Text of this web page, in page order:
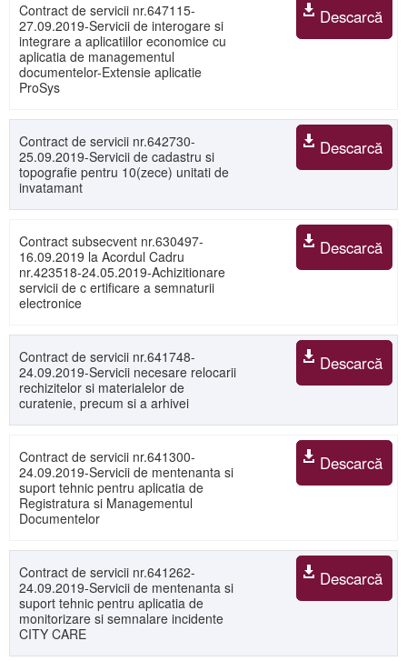
Contract de servicii nr.647115-
27.09.2019-Servicii de interogare si
integrare a aplicatiilor economice cu
aplicatia de managementul
documentelor-Extensie aplicatie
ProSys
Descarcă
Contract de servicii nr.642730-
25.09.2019-Servicii de cadastru si
topografie pentru 10(zece) unitati de
invatamant
Descarcă
Contract subsecvent nr.630497-
16.09.2019 la Acordul Cadru
nr.423518-24.05.2019-Achizitionare
servicii de c ertificare a semnaturii
electronice
Descarcă
Contract de servicii nr.641748-
24.09.2019-Servicii necesare relocarii
rechizitelor si materialelor de
curatenie, precum si a arhivei
Descarcă
Contract de servicii nr.641300-
24.09.2019-Servicii de mentenanta si
suport tehnic pentru aplicatia de
Registratura si Managementul
Documentelor
Descarcă
Contract de servicii nr.641262-
24.09.2019-Servicii de mentenanta si
suport tehnic pentru aplicatia de
monitorizare si semnalare incidente
CITY CARE
Descarcă